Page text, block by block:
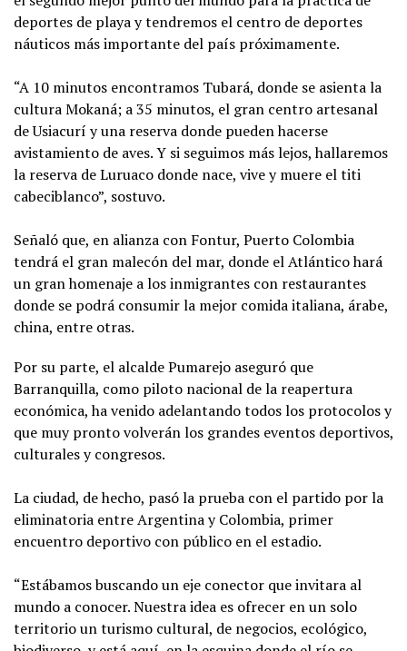
deportes de playa y tendremos el centro de deportes
náuticos más importante del país próximamente.
“A 10 minutos encontramos Tubará, donde se asienta la
cultura Mokaná; a 35 minutos, el gran centro artesanal
de Usiacurí y una reserva donde pueden hacerse
avistamiento de aves. Y si seguimos más lejos, hallaremos
la reserva de Luruaco donde nace, vive y muere el titi
cabeciblanco”, sostuvo.
Señaló que, en alianza con Fontur, Puerto Colombia
tendrá el gran malecón del mar, donde el Atlántico hará
un gran homenaje a los inmigrantes con restaurantes
donde se podrá consumir la mejor comida italiana, árabe,
china, entre otras.
Por su parte, el alcalde Pumarejo aseguró que
Barranquilla, como piloto nacional de la reapertura
económica, ha venido adelantando todos los protocolos y
que muy pronto volverán los grandes eventos deportivos,
culturales y congresos.
La ciudad, de hecho, pasó la prueba con el partido por la
eliminatoria entre Argentina y Colombia, primer
encuentro deportivo con público en el estadio.
“Estábamos buscando un eje conector que invitara al
mundo a conocer. Nuestra idea es ofrecer en un solo
territorio un turismo cultural, de negocios, ecológico,